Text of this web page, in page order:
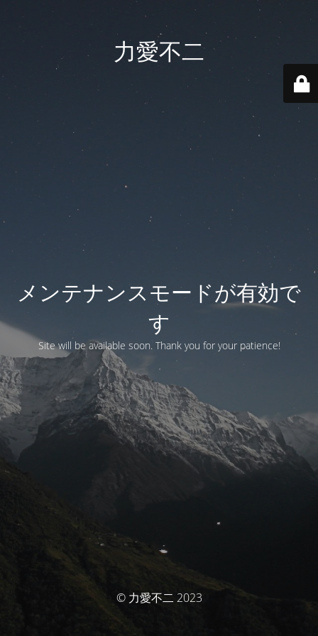
力愛不二
メンテナンスモードが有効で
す
Site will be available soon. Thank you for your patience!
© 力愛不二 2023